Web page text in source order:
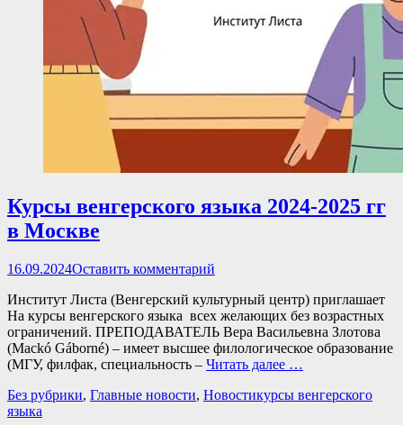
Курсы венгерского языка 2024-2025 гг
в Москве
Опубликовано
16.09.2024Оставить комментарий
Институт Листа (Венгерский культурный центр) приглашает
На курсы венгерского языка всех желающих без возрастных
ограничений. ПРЕПОДАВАТЕЛЬ Вера Васильевна Злотова
(Mackó Gáborné) – имеет высшее филологическое образование
(МГУ, филфак, специальность – Читать далее …
Категории
Без рубрики, Главные новости, НовостиТеги
курсы венгерского
языка